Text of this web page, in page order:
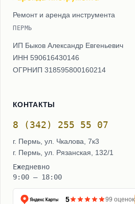
Ремонт и аренда инструмента
ПЕРМЬ
ИП Быков Александр Евгеньевич
ИНН 590616430146
ОГРНИП 318595800160214
КОНТАКТЫ
8 (342) 255 55 07
г. Пермь, ул. Чкалова, 7к3
г. Пермь, ул. Рязанская, 132/1
Ежедневно
9:00 – 18:00
5 99 оценок